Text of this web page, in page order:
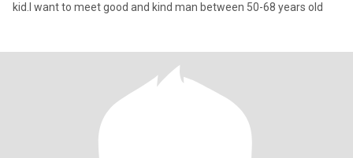
kid.​I​ want​ to​ meet​ good​ and​ kind man​ between 50-68 years​ old